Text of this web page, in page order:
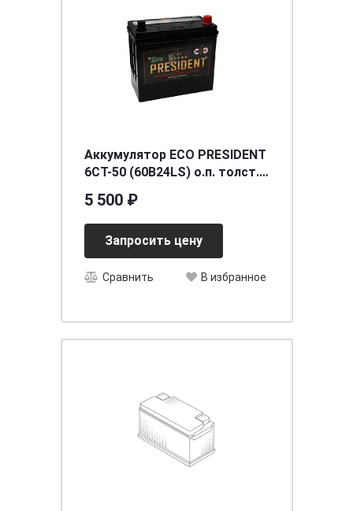
Аккумулятор ECO PRESIDENT
6СТ-50 (60B24LS) о.п. толст.
5 500 ₽
Запросить цену
Сравнить В избранное